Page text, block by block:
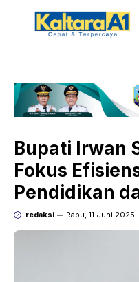
Langsung
Bupati Irwan
Fokus
Pendidikan
redaksi Rabu, 11 Juni 2025